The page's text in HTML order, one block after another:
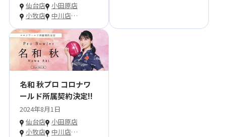
仙台店
小田原店
小牧店
中川店…
名和 秋プロ コロナワ
ールド所属契約決定!!
2024年8月1日
仙台店
小田原店
小牧店
中川店…